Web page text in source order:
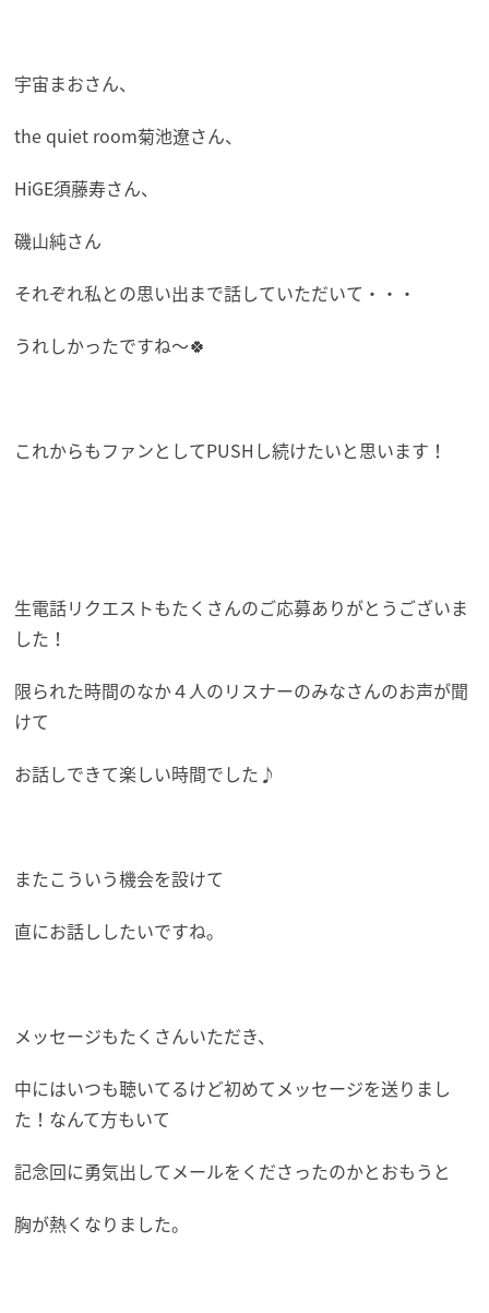
宇宙まおさん、
the quiet room菊池遼さん、
HiGE須藤寿さん、
磯山純さん
それぞれ私との思い出まで話していただいて・・・
うれしかったですね～🍀
これからもファンとしてPUSHし続けたいと思います！
生電話リクエストもたくさんのご応募ありがとうございま
した！
限られた時間のなか４人のリスナーのみなさんのお声が聞
けて
お話しできて楽しい時間でした♪
またこういう機会を設けて
直にお話ししたいですね。
メッセージもたくさんいただき、
中にはいつも聴いてるけど初めてメッセージを送りまし
た！なんて方もいて
記念回に勇気出してメールをくださったのかとおもうと
胸が熱くなりました。